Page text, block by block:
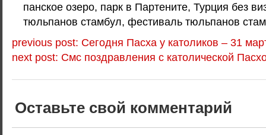
панское озеро, парк в Партените, Турция без
тюльпанов стамбул, фестиваль тюльпанов
previous post: Сегодня Пасха у католиков – 31
next post: Смс поздравления с католической
Оставьте свой комментарий